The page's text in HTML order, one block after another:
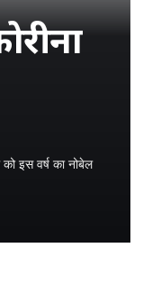
इस वर्ष का नोबेल